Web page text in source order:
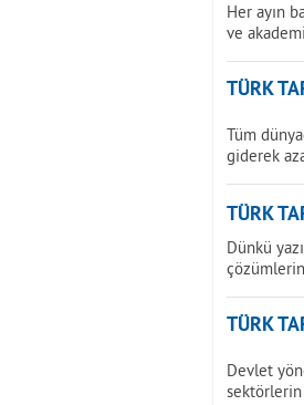
Her ayın
ve
TÜRK
Tüm
giderek
TÜRK
Dünkü
TÜRK
Devlet